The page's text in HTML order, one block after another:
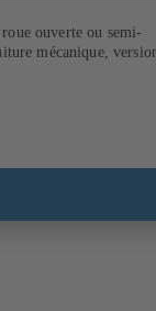
ouverte ou semi-
mécanique,